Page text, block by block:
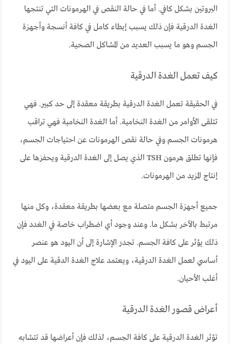
البروتين بشكل كافي. أما في حالة النقص في الهرمونات التي تنتجها
الغدة الدرقية فإن ذلك يسبب إبطاء كامل في كافة أنسجة وأجهزة
الجسم وهو ما يسبب العديد من المشاكل الصحية.
كيف تعمل الغدة الدرقية
في الحقيقة تعمل الغدة الدرقية بطريقة معقدة إلى حد كبير. فهي
تتلقى الأوامر من الغدة النخامية. أما الغدة النخامية فهي تراقب
هرمونات الجسم وفي حالة نقص الهرمونات عن احتياجات الجسم،
فإنها تطلق هرمون TSH الذي يصل إلى الغدة الدرقية ويحفزها على
إنتاج المزيد من الهرمونات.
جميع أجهزة الجسم متصلة مع بعضها بطريقة معقدة، وكل منها
مرتبط بالآخر بشكل ما. وعند وجود أي اضطراب خاصة في الغدد فإن
ذلك يؤثر على كافة الجسم. تجدر الإشارة إلى أن اليود هو عنصر
أساسي لعمل الغدة الدرقية، ويعتمد علاج الغدة الدقية على اليود في
أغلب الأحيان.
أعراض قصور الغدة الدرقية
تؤثر الغدة الدرقية على كافة الجسم، لذلك فإن أعراضها قد تتشابه